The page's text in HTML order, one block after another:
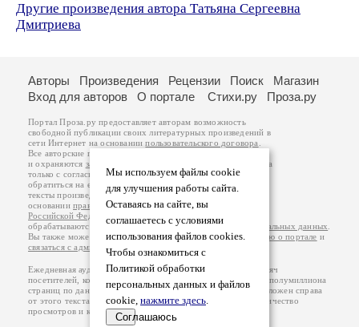
Другие произведения автора Татьяна Сергеевна
Дмитриева
Мы используем файлы cookie
для улучшения работы сайта.
Оставаясь на сайте, вы
соглашаетесь с условиями
использования файлов cookies.
Чтобы ознакомиться с
Политикой обработки
персональных данных и файлов
cookie, нажмите здесь.
Соглашаюсь
Авторы Произведения Рецензии Поиск
Магазин
Вход для авторов
О портале Стихи.ру Проза.ру
Портал Проза.ру предоставляет авторам возможность
свободной публикации своих литературных произведений в
сети Интернет на основаниипользовательского договора
Все авторские права на произведения принадлежат авторам
и охраняются законом
. Перепечатка произведений возможна
только с согласия его автора, к которому вы можете
обратиться на его авторской странице. Ответственность за
тексты произведений авторы несут самостоятельно на
основанииправил публикацииизаконодательства
Российской Федерации
обрабатываются на основанииПолитики обработки персональных данных
Вы также можете посмотреть более подробнуюинформацию о портале и
связаться с администрацией
Ежедневная аудитория портала Проза.ру – порядка 100 тысяч
посетителей, которые в общей сумме просматривают более полумиллиона
страниц по данным счетчика посещаемости, который расположен справа
от этого текста. В каждой графе указано по две цифры: количество
просмотров и количество посетителей.